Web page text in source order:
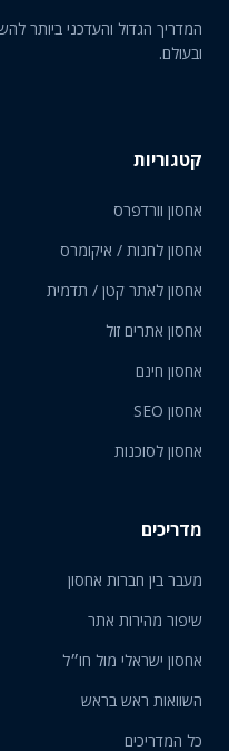
המדריך הגדול והעדכני ביותר
ובעולם.
קטגוריות
אחסון וורדפרס
אחסון לחנות / איקומרס
אחסון לאתר קטן / תדמית
אחסון אתרים זול
אחסון חינם
אחסון SEO
אחסון לסוכנות
מדריכים
מעבר בין חברות אחסון
שיפור מהירות אתר
אחסון ישראלי מול חו״ל
השוואות ראש בראש
כל המדריכים